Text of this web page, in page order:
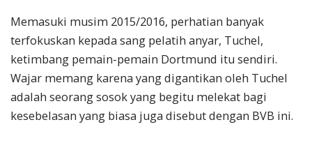
Memasuki musim 2015/2016, perhatian banyak
terfokuskan kepada sang pelatih anyar, Tuchel,
ketimbang pemain-pemain Dortmund itu sendiri.
Wajar memang karena yang digantikan oleh Tuchel
adalah seorang sosok yang begitu melekat bagi
kesebelasan yang biasa juga disebut dengan BVB ini.